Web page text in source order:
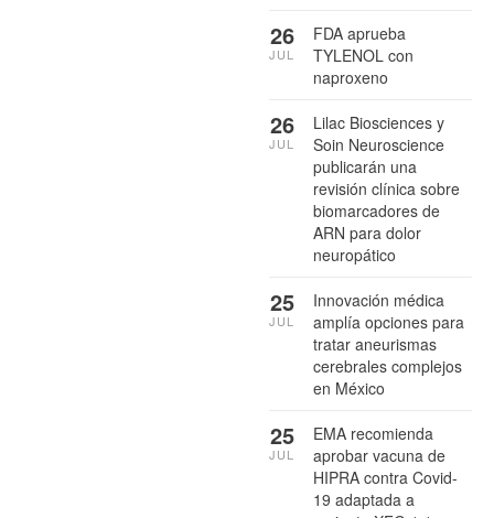
FDA aprueba
TYLENOL con
naproxeno
26
JUL
Lilac Biosciences y
Soin Neuroscience
publicarán una
revisión clínica sobre
biomarcadores de
ARN para dolor
neuropático
26
JUL
Innovación médica
amplía opciones para
tratar aneurismas
cerebrales complejos
en México
25
JUL
EMA recomienda
aprobar vacuna de
HIPRA contra Covid-
19 adaptada a
25
JUL